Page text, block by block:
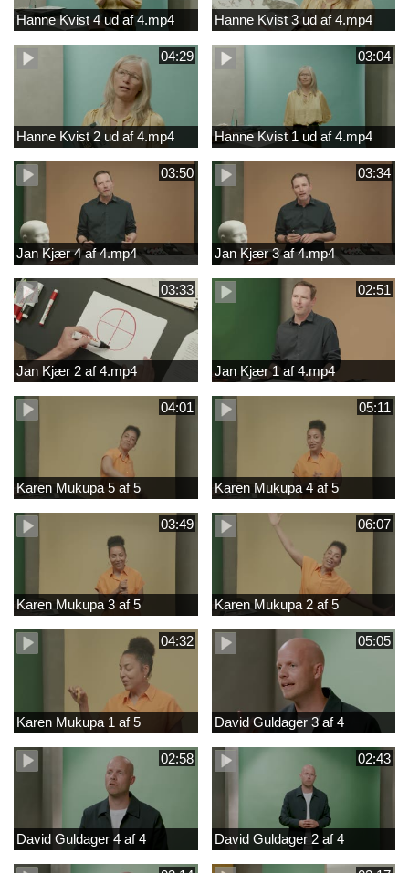
Hanne Kvist 4 ud af 4.mp4 Hanne Kvist 3 ud af 4.mp4
04:29
Hanne Kvist 2 ud af 4.mp4
03:04
Hanne Kvist 1 ud af 4.mp4
03:50
Jan Kjær 4 af 4.mp4
03:34
Jan Kjær 3 af 4.mp4
03:33
Jan Kjær 2 af 4.mp4
02:51
Jan Kjær 1 af 4.mp4
04:01
Karen Mukupa 5 af 5
05:11
Karen Mukupa 4 af 5
03:49
Karen Mukupa 3 af 5
06:07
Karen Mukupa 2 af 5
04:32
Karen Mukupa 1 af 5
05:05
David Guldager 3 af 4
02:58
David Guldager 4 af 4
02:43
David Guldager 2 af 4